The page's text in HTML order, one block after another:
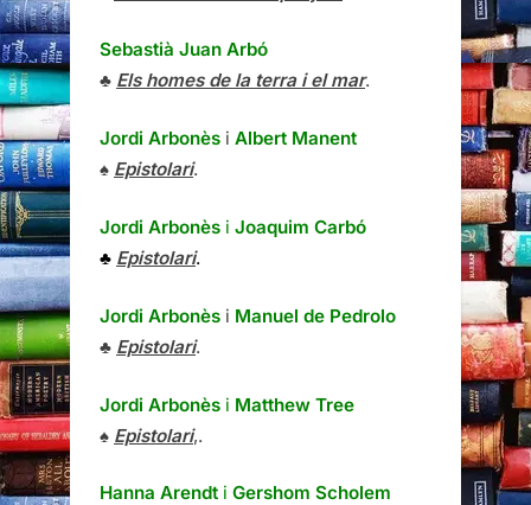
Sebastià Juan Arbó
♣ Els homes de la terra i el mar.
Jordi Arbonès i Albert Manent
♠ Epistolari.
Jordi Arbonès i Joaquim Carbó
♣ Epistolari.
Jordi Arbonès i Manuel de Pedrolo
♣ Epistolari.
Jordi Arbonès i Matthew Tree
♠ Epistolari,.
Hanna Arendt i Gershom Scholem